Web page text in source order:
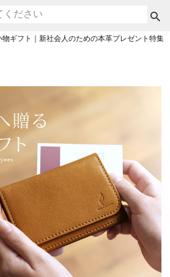
ギフト｜新社会人のための本革プレゼント特集